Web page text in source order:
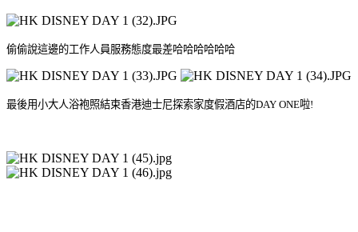
偷偷說這邊的工作人員服務態度最差哈哈哈哈哈哈
最後用小大人浴袍照結束香港迪士尼探索家度假酒店的DAY ONE啦!